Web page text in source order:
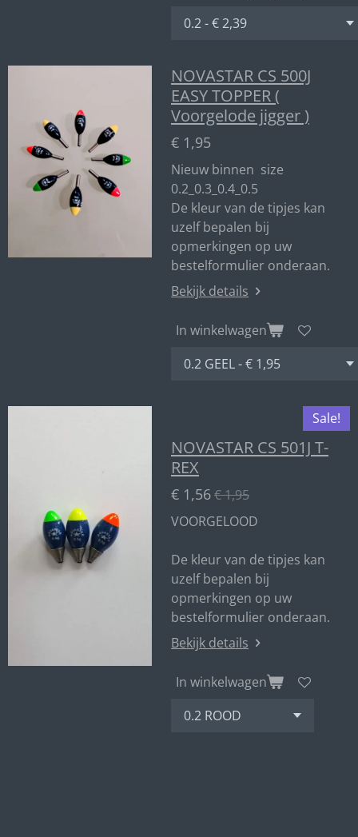
NOVASTAR CS 500J
EASY TOPPER (
Voorgelode jigger )
€ 1,95
Nieuw binnen size
0.2_0.3_0.4_0.5
De kleur van de tipjes kan
uzelf bepalen bij
opmerkingen op uw
bestelformulier onderaan.
Bekijk details
In winkelwagen
Sale!
NOVASTAR CS 501J T-
REX
€ 1,56€ 1,95
VOORGELOOD
De kleur van de tipjes kan
uzelf bepalen bij
opmerkingen op uw
bestelformulier onderaan.
Bekijk details
In winkelwagen